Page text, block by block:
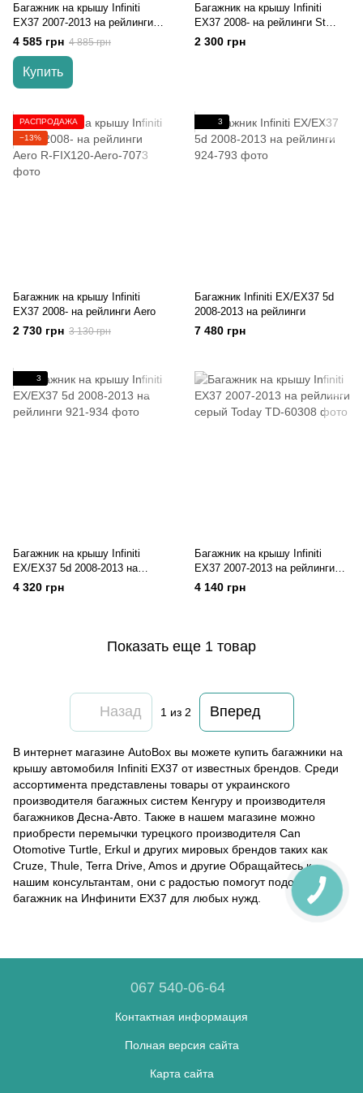
Багажник на крышу Infiniti
EX37 2007-2013 на рейлинги
черный Turtle
4 585 грн 4 885 грн
Купить
Багажник на крышу Infiniti
EX37 2008- на рейлинги St
Oval
2 300 грн
РАСПРОДАЖА
−13%
Багажник на крышу Infiniti
EX37 2008- на рейлинги Aero
2 730 грн 3 130 грн
3
Багажник Infiniti EX/EX37 5d
2008-2013 на рейлинги
7 480 грн
3
Багажник на крышу Infiniti
EX/EX37 5d 2008-2013 на
рейлинги
4 320 грн
Багажник на крышу Infiniti
EX37 2007-2013 на рейлинги
серый Today
4 140 грн
Показать еще 1 товар
Назад 1 из 2 Вперед
В интернет магазине AutoBox вы можете купить багажники на
крышу автомобиля Infiniti EX37 от известных брендов. Среди
ассортимента представлены товары от украинского
производителя багажных систем Кенгуру и производителя
багажников Десна-Авто. Также в нашем магазине можно
приобрести перемычки турецкого производителя Can
Otomotive Turtle, Erkul и других мировых брендов таких как
Cruze, Thule, Terra Drive, Amos и другие Обращайтесь к
нашим консультантам, они с радостью помогут подобрать
багажник на Инфинити EX37 для любых нужд.
067 540-06-64
Контактная информация
Полная версия сайта
Карта сайта